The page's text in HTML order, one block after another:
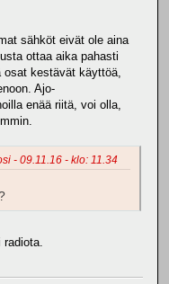
sähköt eivät ole aina
ottaa aika pahasti
osat kestävät käyttöä,
Ajo-
enää riitä, voi olla,
- 09.11.16 - klo: 11.34
radiota.